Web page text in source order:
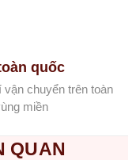
quốc
chuyển trên toàn
miền
QUAN